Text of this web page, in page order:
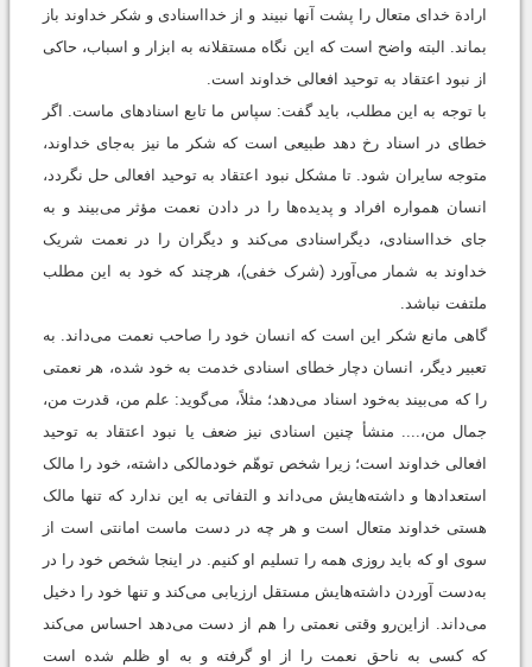
ارادة خدای متعال را پشت آنها نبیند و از خدااسنادی و شکر خداوند باز
بماند. البته واضح است که این نگاه مستقلانه به ابزار و اسباب، حاکی
از نبود اعتقاد به توحید افعالی خداوند است.
با توجه به این مطلب، باید گفت: سپاس ما تابع اسناد‌های ماست. اگر
خطای در اسناد رخ دهد طبیعی است که شکر ما نیز به‌جای خداوند،
متوجه سایران ‌‌شود. تا مشکل نبود اعتقاد به توحید افعالی حل نگردد،
انسان همواره افراد و پدیده‌ها را در دادن نعمت مؤثر می‌‌بیند و به
جای خدااسنادی، دیگراسنادی می‌‌کند و دیگران را در نعمت شریک
خداوند به شمار می‌‌آورد (شرک خفی)، هرچند که خود به این مطلب
ملتفت نباشد.
گاهی مانع شکر این است که انسان خود را صاحب نعمت می‌‌داند. به
تعبیر دیگر، انسان دچار خطای اسنادی خدمت به خود شده، هر نعمتی
را که می‌‌بیند به‌خود اسناد می‌‌دهد؛ مثلاً، می‌گوید: علم من، قدرت من،
جمال من،.... منشأ چنین اسنادی نیز ضعف یا نبود اعتقاد به توحید
افعالی خداوند است؛ زیرا شخص توهّم خودمالکی داشته، خود را مالک
استعدادها و داشته‌هایش می‌‌داند و التفاتی به این ندارد که تنها مالک
هستی خداوند متعال است و هر چه در دست ماست امانتی است از
سوی او که باید روزی همه را تسلیم او کنیم. در اینجا شخص خود را در
به‌دست آوردن داشته‌هایش مستقل ارزیابی می‌‌کند و تنها خود را دخیل
می‌‌داند. ازاین‌رو وقتی نعمتی را هم از دست می‌‌دهد احساس می‌‌کند
که کسی به ناحق نعمت را از او گرفته و به او ظلم شده است